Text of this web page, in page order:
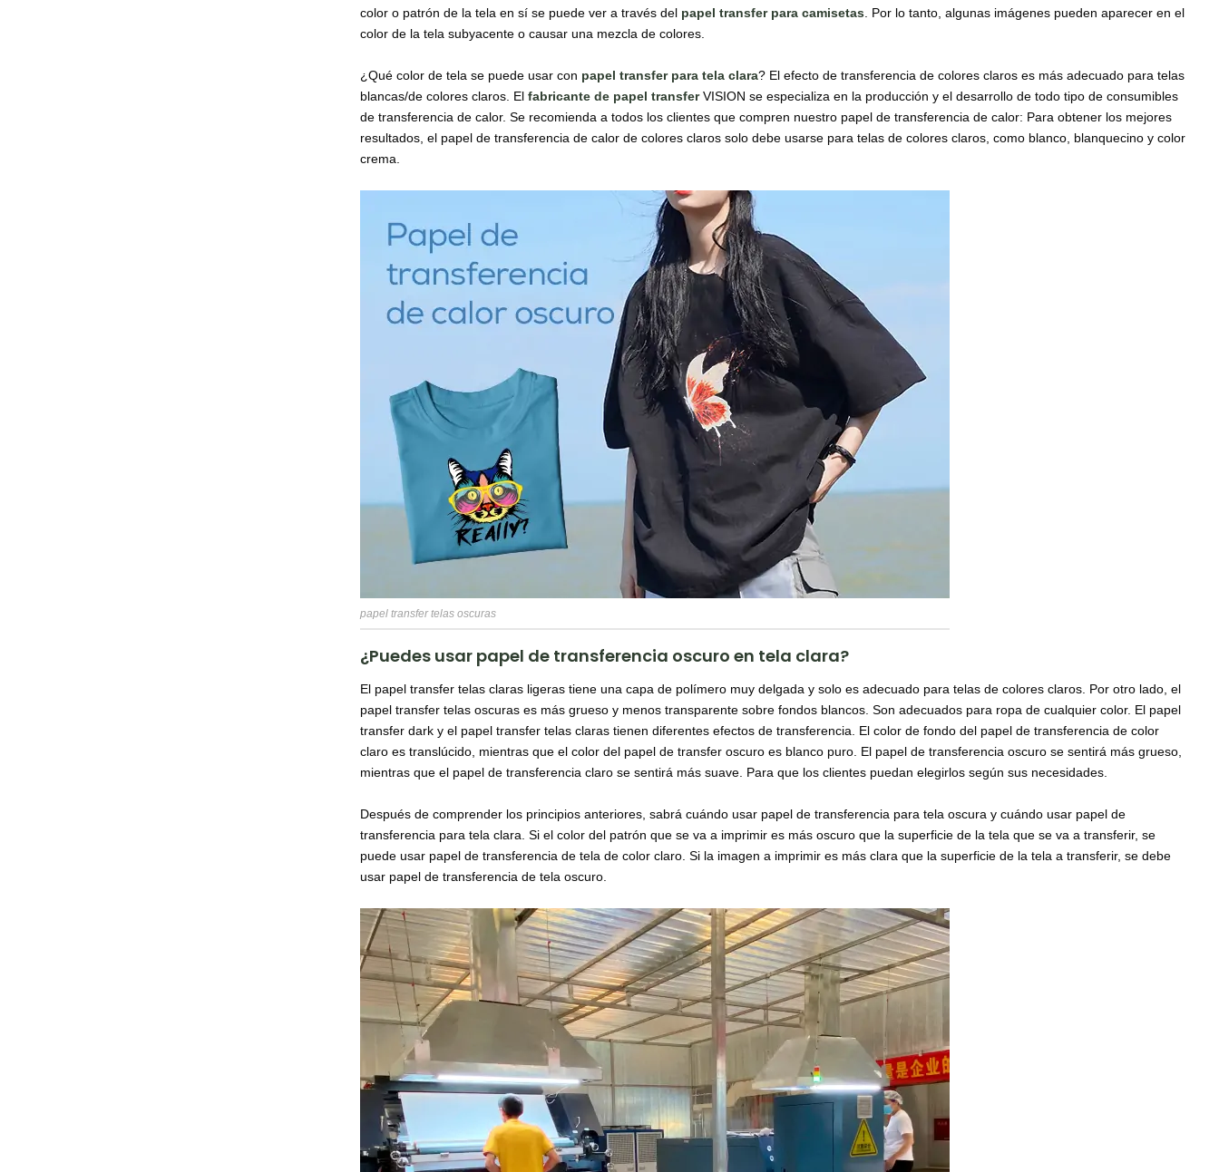
color o patrón de la tela en sí se puede ver a través del papel transfer para camisetas . Por lo tanto, algunas imágenes pueden aparecer en el
color de la tela subyacente o causar una mezcla de colores.
¿Qué color de tela se puede usar con papel transfer para tela clara? El efecto de transferencia de colores claros es más adecuado para telas
blancas/de colores claros. El fabricante de papel transferVISION se especializa en la producción y el desarrollo de todo tipo de consumibles
de transferencia de calor. Se recomienda a todos los clientes que compren nuestro papel de transferencia de calor: Para obtener los mejores
resultados, el papel de transferencia de calor de colores claros solo debe usarse para telas de colores claros, como blanco, blanquecino y color
crema.
papel transfer telas oscuras
¿Puedes usar papel de transferencia oscuro en tela clara?
El papel transfer telas claras ligeras tiene una capa de polímero muy delgada y solo es adecuado para telas de colores claros. Por otro lado, el
papel transfer telas oscuras es más grueso y menos transparente sobre fondos blancos. Son adecuados para ropa de cualquier color. El papel
transfer dark y el papel transfer telas claras tienen diferentes efectos de transferencia. El color de fondo del papel de transferencia de color
claro es translúcido, mientras que el color del papel de transfer oscuro es blanco puro. El papel de transferencia oscuro se sentirá más grueso,
mientras que el papel de transferencia claro se sentirá más suave. Para que los clientes puedan elegirlos según sus necesidades.
Después de comprender los principios anteriores, sabrá cuándo usar papel de transferencia para tela oscura y cuándo usar papel de
transferencia para tela clara. Si el color del patrón que se va a imprimir es más oscuro que la superficie de la tela que se va a transferir, se
puede usar papel de transferencia de tela de color claro. Si la imagen a imprimir es más clara que la superficie de la tela a transferir, se debe
usar papel de transferencia de tela oscuro.